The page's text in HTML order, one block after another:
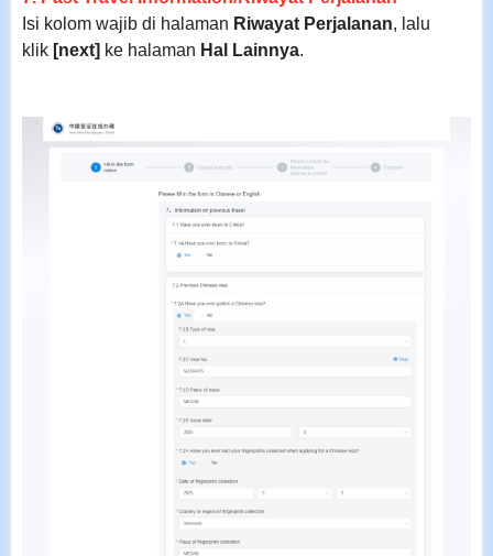
Isi kolom wajib di halaman Riwayat Perjalanan, lalu
klik [next] ke halaman Hal Lainnya.